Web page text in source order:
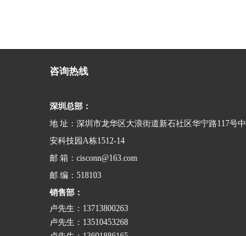
咨询热线
深圳总部：
地 址：深圳市龙华区大浪街道新石社区华宁路117号中
安科技园A栋1512-14
邮 箱：cisconn@163.com
邮 编：518103
销售部：
卢先生：13713800263
卢先生：13510453268